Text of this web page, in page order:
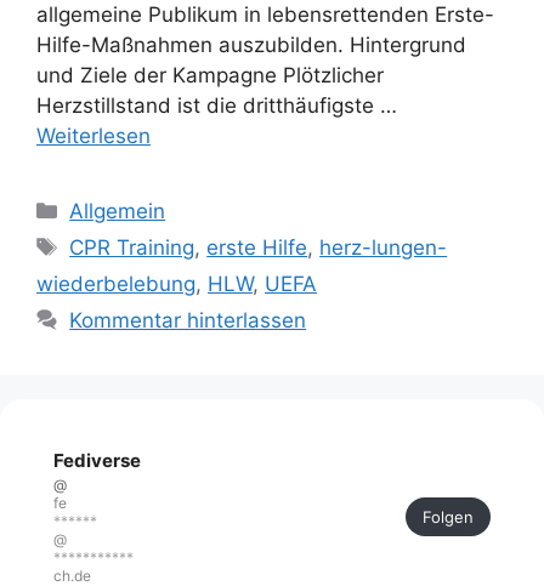
allgemeine Publikum in lebensrettenden Erste-
Hilfe-Maßnahmen auszubilden. Hintergrund
und Ziele der Kampagne Plötzlicher
Herzstillstand ist die dritthäufigste …
Weiterlesen
Kategorien
Allgemein
Schlagwörter
CPR Training, erste Hilfe, herz-lungen-
wiederbelebung, HLW, UEFA
Kommentar hinterlassen
Fediverse
@
fe
******
@
***********
ch.de
Folgen